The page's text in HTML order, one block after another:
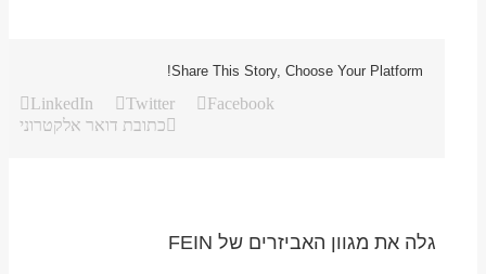
Share This Story, Choose Your Platform!
Facebook
Twitter
LinkedIn
כתובת דואר אלקטרוני
גלה את מגוון האביזרים של FEIN